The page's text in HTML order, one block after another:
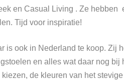
en Casual Living . Ze
Tijd voor inspiratie!
is ook in Nederland te koop. Zij
en alles wat daar nog
de kleuren van het